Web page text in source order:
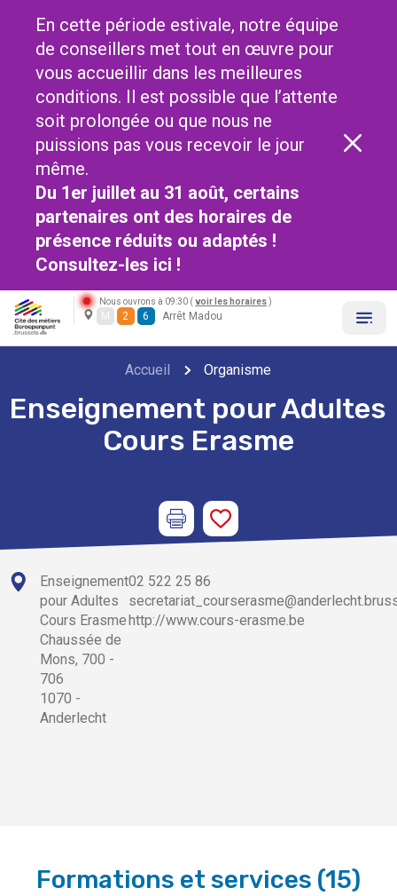
En cette période estivale, notre équipe
de conseillers met tout en œuvre pour
vous accueillir dans les meilleures
conditions. Il est possible que l’attente
soit prolongée ou que nous ne
puissions pas vous recevoir le jour
même.
Du 1er juillet au 31 août, certains
partenaires ont des horaires de
présence réduits ou adaptés !
Consultez-les ici !
Nous ouvrons à 09:30 ( voir les horaires )
M 2 6 Arrêt Madou
Accueil Organisme
Enseignement pour Adultes
Cours Erasme
Enseignement
pour Adultes
Cours Erasme
Chaussée de
Mons, 700 -
706
1070 -
Anderlecht
02 522 25 86
http://www.cours-erasme.be
Formations et services (15)